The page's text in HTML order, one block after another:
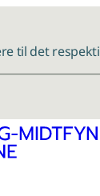
til det